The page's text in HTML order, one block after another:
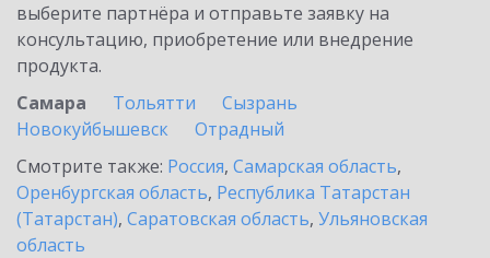
выберите партнёра и отправьте заявку на
консультацию, приобретение или внедрение
продукта.
Самара
Тольятти
Сызрань
Новокуйбышевск
Отрадный
Смотрите также: Россия, Самарская область,
Оренбургская область, Республика Татарстан
(Татарстан), Саратовская область, Ульяновская
область